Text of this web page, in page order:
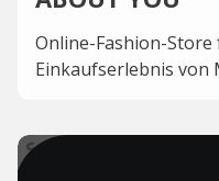
Online-Fashion-
Einkaufserlebnis von